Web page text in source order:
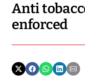
Anti
enforced